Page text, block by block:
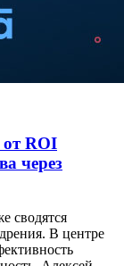
ROI
через
сводятся
В центре